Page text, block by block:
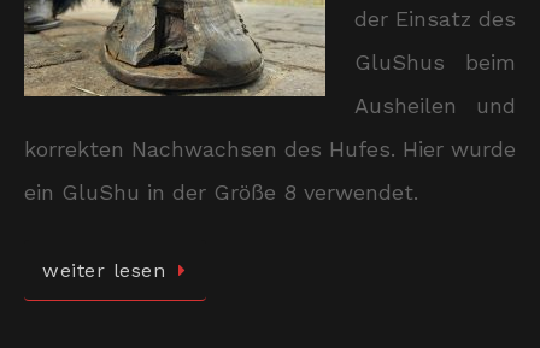
der Einsatz des
GluShus beim
Ausheilen und
korrekten Nachwachsen des Hufes. Hier wurde
ein GluShu in der Größe 8 verwendet.
weiter lesen